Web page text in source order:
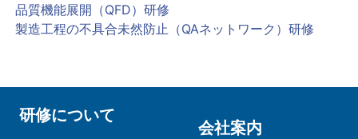
品質機能展開（QFD）研修
製造工程の不具合未然防止（QAネットワーク）研修
研修について
会社案内